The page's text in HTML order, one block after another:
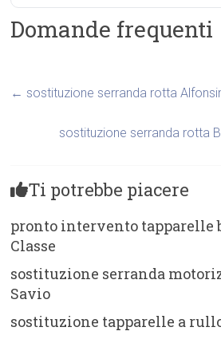
Domande frequenti
← sostituzione serranda rotta
sostituzione serranda rotta
Ti potrebbe piacere
pronto intervento tapparelle
Classe
sostituzione serranda
Savio
sostituzione tapparelle a